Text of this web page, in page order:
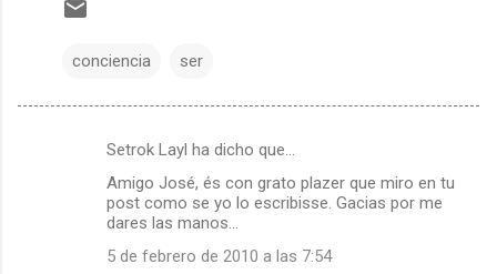
conciencia ser
Setrok Layl ha dicho que…
Amigo José, és con grato plazer que miro en tu
post como se yo lo escribisse. Gacias por me
dares las manos...
5 de febrero de 2010 a las 7:54